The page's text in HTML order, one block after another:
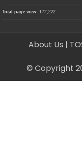
Total page view:172,222
About Us |
© Copyright